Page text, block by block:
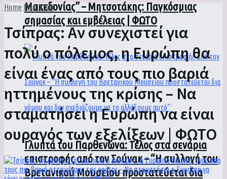
Μακεδονίας” – Μητσοτάκης: Παγκόσμιας
σημασίας και εμβέλειας | ΦΩΤΟ
Γλυπτά του Παρθενώνα: Τέλος στα σενάρια
επιστροφής από τον Σούνακ – “Η συλλογή του
Βρετανικού Μουσείου προστατεύεται δια
Home ΠΟΛΙΤΙΚΗ
Τσίπρας: Αν συνεχιστεί για
πολύ ο πόλεμος, η Ευρώπη θα
είναι ένας από τους πιο βαριά
ηττημένους της κρίσης – Να
σταματήσει η Ευρώπη να είναι
ουραγός των εξελίξεων | ΦΩΤΟ